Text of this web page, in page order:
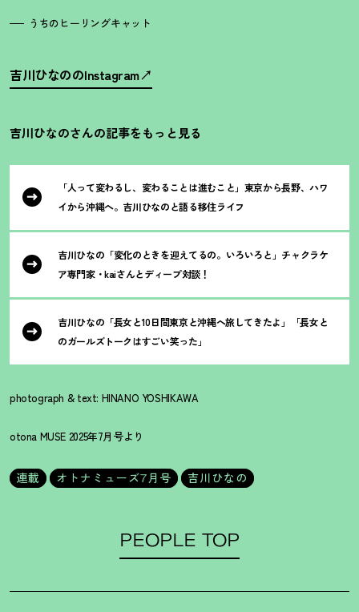
うちのヒーリングキャット
吉川ひなののInstagram
吉川ひなのさんの記事をもっと見る
「人って変わるし、変わることは進むこと」東京から長野、ハワ
イから沖縄へ。吉川ひなのと語る移住ライフ
吉川ひなの「変化のときを迎えてるの。いろいろと」チャクラケ
ア専門家・kaiさんとディープ対談！
吉川ひなの「長女と10日間東京と沖縄へ旅してきたよ」「長女と
のガールズトークはすごい笑った」
photograph & text: HINANO YOSHIKAWA
otona MUSE 2025年7月号より
連載 オトナミューズ7月号 吉川ひなの
PEOPLE TOP